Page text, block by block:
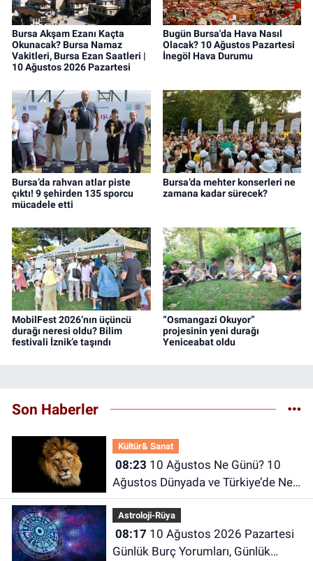
Bursa Akşam Ezanı Kaçta
Okunacak? Bursa Namaz
Vakitleri, Bursa Ezan Saatleri |
10 Ağustos 2026 Pazartesi
Bugün Bursa'da Hava Nasıl
Olacak? 10 Ağustos Pazartesi
İnegöl Hava Durumu
Bursa’da rahvan atlar piste
çıktı! 9 şehirden 135 sporcu
mücadele etti
Bursa’da mehter konserleri ne
zamana kadar sürecek?
MobilFest 2026’nın üçüncü
durağı neresi oldu? Bilim
festivali İznik’e taşındı
“Osmangazi Okuyor”
projesinin yeni durağı
Yeniceabat oldu
Son Haberler
Kültür& Sanat
08:23
Ağustos Dünyada ve Türkiye’de Ne
Günü? 10 Ağustos Ne Burcu?
Astroloji-Rüya
08:17
Günlük Burç Yorumları, Günlük